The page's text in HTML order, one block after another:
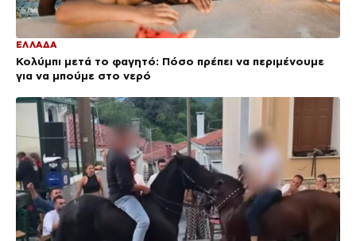
ΕΛΛΑΔΑ
Κολύμπι μετά το φαγητό: Πόσο πρέπει να περιμένουμε
για να μπούμε στο νερό